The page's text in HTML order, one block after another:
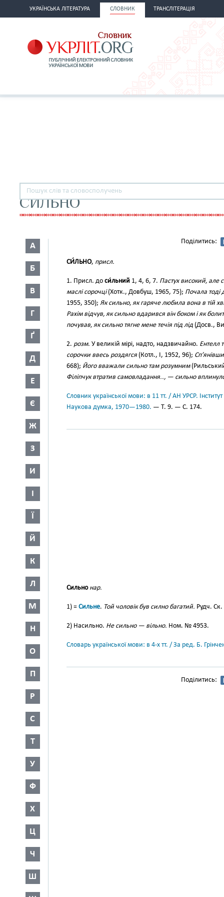
УКРАЇНСЬКА ЛІТЕРАТУРА СЛОВНИК ТРАНСЛІТЕРАЦІЯ
СИЛЬНО
А
Б
В
Г
Ґ
Д
Е
Є
Ж
З
И
І
Ї
Й
К
Л
М
Н
О
П
Р
С
Т
У
Ф
Х
Ц
Ч
Ш
Поділитись:
СИ́ЛЬНО, присл.
1. Присл. до си́льний 1, 4, 6, 7. Пастух високий, але
маслі сорочці(Хотк., Довбуш, 1965, 75); Почала тоді
1955, 350); Як сильно, як гаряче любила вона в тій
Рахім відчув, як сильно вдарився він боком і як
почував, як сильно тягне мене течія під лід (Досв.,
2. розм. У великій мірі, надто, надзвичайно. Ентелл
сорочки ввесь роздягся (Котл., І, 1952, 96);
668); Його вважали сильно там розумним
Філіпчук втратив самовладання.., — сильно вплинуло
Словник української мови: в 11 тт. / АН УРСР.
Наукова думка, 1970—1980. — Т. 9. — С. 174.
Сильно нар.
1) = Сильне. Той чоловік був силно багатий. Рудч. Ск.
2) Насильно. Не сильно — вільно. Ном. № 4953.
Словарь української мови: в 4-х тт. / За ред. Б.
Поділитись: